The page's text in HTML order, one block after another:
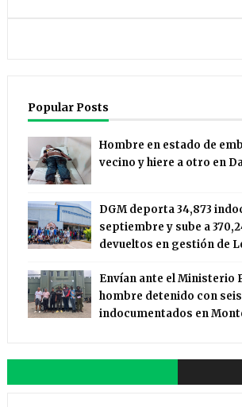
Popular Posts
Hombre en estado de
vecino y hiere a otro en
DGM deporta 34,873
septiembre y sube a
devueltos en gestión de
Envían ante el Ministerio
hombre detenido con
indocumentados en